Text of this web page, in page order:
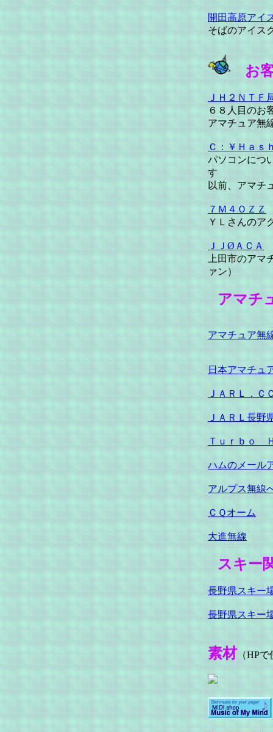
開田高原アイ
そばのアイス
お
ＪＨ２ＮＴＦ
６８人目のお
アマチュア無
Ｃ：￥Ｈａｓ
パソコンにつ
す
以前、アマチ
７Ｍ４ＯＺＺ
ＹＬさんのア
ＪＪØＡＣＡ
上田市のアマ
ァン）
アマチ
アマチュア無
日本アマチュ
ＪＡＲＬ．Ｃ
ＪＡＲＬ長野
Ｔｕｒｂｏ
ハムのメール
アルプス無線
ＣＱオーム
大進無線
スキー
長野県スキー
長野県スキー
素材 （HP